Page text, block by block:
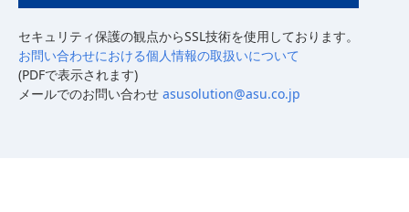
セキュリティ保護の観点からSSL技術を使用しております。
お問い合わせにおける個人情報の取扱いについて
(PDFで表示されます)
メールでのお問い合わせ asusolution@asu.co.jp